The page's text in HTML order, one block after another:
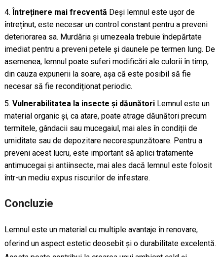
Întreținere mai frecventă Deși lemnul este ușor de
întreținut, este necesar un control constant pentru a preveni
deteriorarea sa. Murdăria și umezeala trebuie îndepărtate
imediat pentru a preveni petele și daunele pe termen lung. De
asemenea, lemnul poate suferi modificări ale culorii în timp,
din cauza expunerii la soare, așa că este posibil să fie
necesar să fie recondiționat periodic.
Vulnerabilitatea la insecte și dăunătoriLemnul este un
material organic și, ca atare, poate atrage dăunători precum
termitele, gândacii sau mucegaiul, mai ales în condiții de
umiditate sau de depozitare necorespunzătoare. Pentru a
preveni acest lucru, este important să aplici tratamente
antimucegai și antiinsecte, mai ales dacă lemnul este folosit
într-un mediu expus riscurilor de infestare.
Concluzie
Lemnul este un material cu multiple avantaje în renovare,
oferind un aspect estetic deosebit și o durabilitate excelentă.